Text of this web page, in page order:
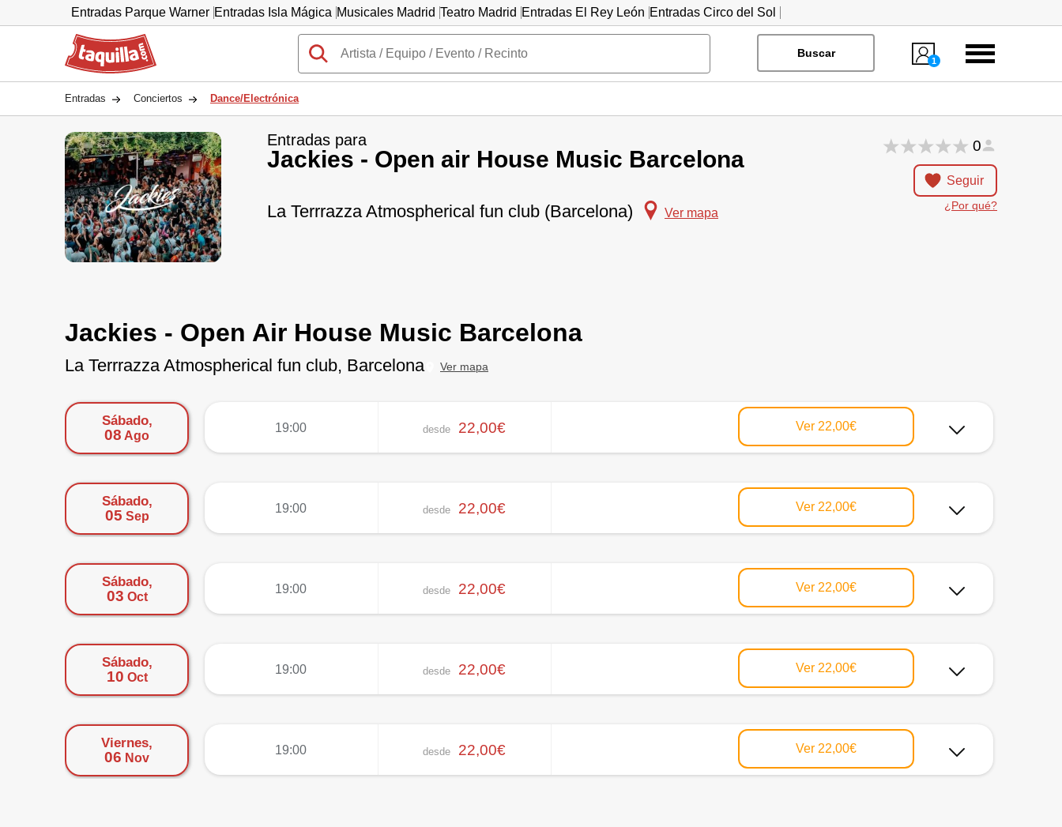
Entradas Parque Warner Entradas Isla Mágica Musicales Madrid Teatro Madrid Entradas El Rey León Entradas Circo del Sol
Taquilla.com
Buscar
1
Menú
Entradas Conciertos Dance/Electrónica
Entradas para
Jackies - Open air House Music Barcelona
La Terrrazza Atmospherical fun club (Barcelona) Ver mapa
0
Seguir
¿Por qué?
Jackies - Open Air House Music Barcelona
La Terrrazza Atmospherical fun club, Barcelona Ver mapa
Sábado,
08 Ago
19:00 desde 22,00€ Ver 22,00€
Sábado,
05 Sep
19:00 desde 22,00€ Ver 22,00€
Sábado,
03 Oct
19:00 desde 22,00€ Ver 22,00€
Sábado,
10 Oct
19:00 desde 22,00€ Ver 22,00€
Viernes,
06 Nov
19:00 desde 22,00€ Ver 22,00€